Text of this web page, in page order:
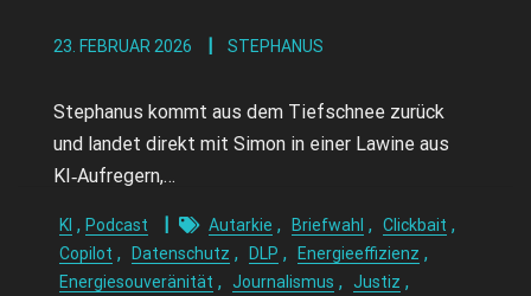
23. FEBRUAR 2026 STEPHANUS
Stephanus kommt aus dem Tiefschnee zurück
und landet direkt mit Simon in einer Lawine aus
KI‑Aufregern,…
KI , Podcast Autarkie , Briefwahl , Clickbait ,
Copilot , Datenschutz , DLP , Energieeffizienz ,
Energiesouveränität , Journalismus , Justiz ,